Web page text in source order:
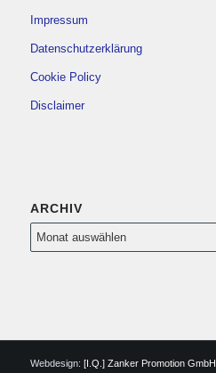
Impressum
Datenschutzerklärung
Cookie Policy
Disclaimer
ARCHIV
Webdesign: [I.Q.] Zanker Promotion GmbH